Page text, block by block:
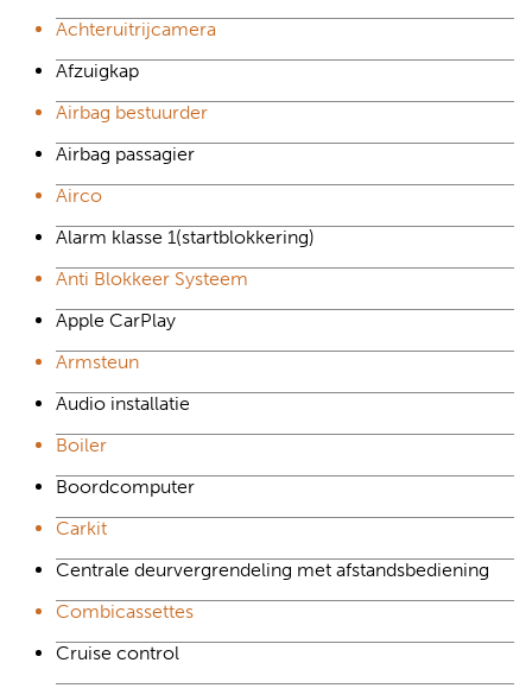
Achteruitrijcamera
Afzuigkap
Airbag bestuurder
Airbag passagier
Airco
Alarm klasse 1(startblokkering)
Anti Blokkeer Systeem
Apple CarPlay
Armsteun
Audio installatie
Boiler
Boordcomputer
Carkit
Centrale deurvergrendeling met afstandsbediening
Combicassettes
Cruise control